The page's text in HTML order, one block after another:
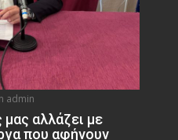
admin
αλλάζει με
που αφήνουν